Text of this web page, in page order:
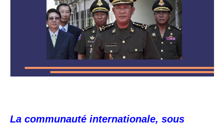
La communauté internationale, sous